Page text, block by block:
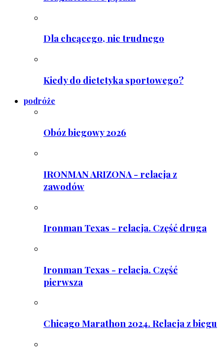
Dla chcącego, nic trudnego
Kiedy do dietetyka sportowego?
podróże
Obóz biegowy 2026
IRONMAN ARIZONA - relacja z
zawodów
Ironman Texas - relacja. Część druga
Ironman Texas - relacja. Część
pierwsza
Chicago Marathon 2024. Relacja z biegu